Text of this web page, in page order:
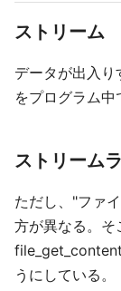
ストリーム
データが出入
をプログラム中
ストリーム
ただし、"ファ
方が異なる。そ
うにしている。